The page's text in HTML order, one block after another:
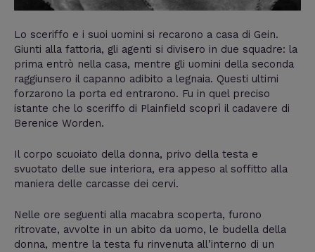
Lo sceriffo e i suoi uomini si recarono a casa di Gein.
Giunti alla fattoria, gli agenti si divisero in due squadre: la
prima entrò nella casa, mentre gli uomini della seconda
raggiunsero il capanno adibito a legnaia. Questi ultimi
forzarono la porta ed entrarono. Fu in quel preciso
istante che lo sceriffo di Plainfield scoprì il cadavere di
Berenice Worden.
Il corpo scuoiato della donna, privo della testa e
svuotato delle sue interiora, era appeso al soffitto alla
maniera delle carcasse dei cervi.
Nelle ore seguenti alla macabra scoperta, furono
ritrovate, avvolte in un abito da uomo, le budella della
donna, mentre la testa fu rinvenuta all’interno di un